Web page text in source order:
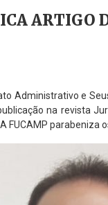
ARTIGO
Administrativo e
na revista
FUCAMP parabeniza